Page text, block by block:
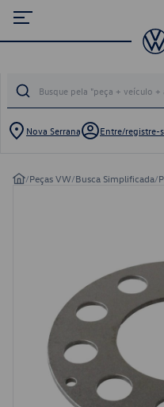
Nova Serrana Entre/registre-
/Peças VW/Busca Simplificada/